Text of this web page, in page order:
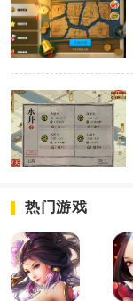
热门游戏